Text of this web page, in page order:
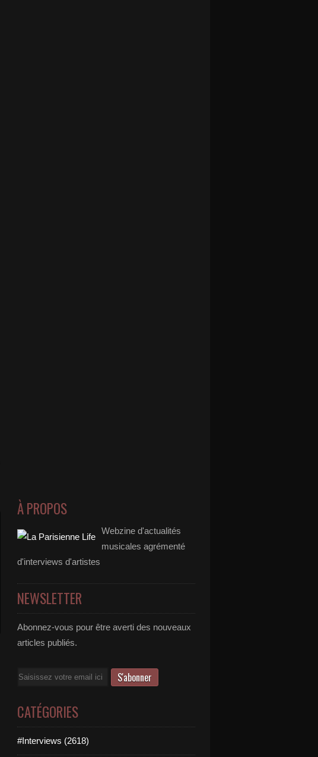
À PROPOS
Webzine d'actualités
musicales agrémenté
d'interviews d'artistes
NEWSLETTER
Abonnez-vous pour être averti des nouveaux
articles publiés.
Email
CATÉGORIES
#Interviews (2618)